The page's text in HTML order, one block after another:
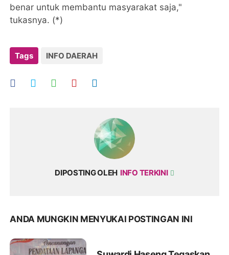
benar untuk membantu masyarakat saja,"
tukasnya. (*)
Tags INFO DAERAH
DIPOSTING OLEH INFO TERKINI
ANDA MUNGKIN MENYUKAI POSTINGAN INI